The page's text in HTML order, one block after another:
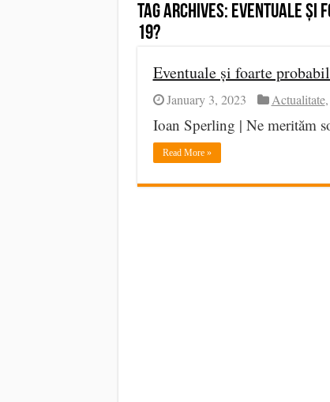
Tag Archives: Eventuale și
19?
Eventuale și foarte
January 3, 2023 Actualitate,
Ioan Sperling | Ne merităm
Read More »